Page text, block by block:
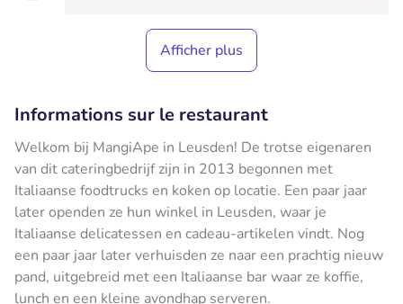
Afficher plus
Informations sur le restaurant
Welkom bij MangiApe in Leusden! De trotse eigenaren
van dit cateringbedrijf zijn in 2013 begonnen met
Italiaanse foodtrucks en koken op locatie. Een paar jaar
later openden ze hun winkel in Leusden, waar je
Italiaanse delicatessen en cadeau-artikelen vindt. Nog
een paar jaar later verhuisden ze naar een prachtig nieuw
pand, uitgebreid met een Italiaanse bar waar ze koffie,
lunch en een kleine avondhap serveren.